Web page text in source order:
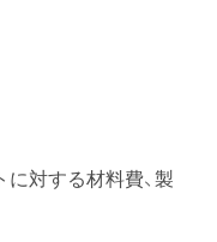
に対する材料費、製